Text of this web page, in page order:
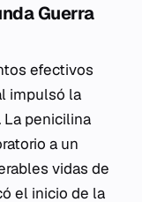
Guerra
efectivos
impulsó la
La penicilina
a un
vidas de
el inicio de la